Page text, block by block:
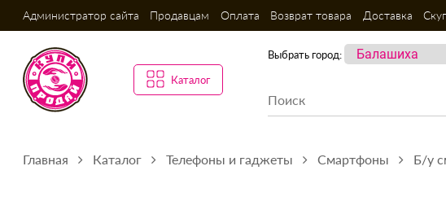
Администратор сайта Продавцам Оплата Возврат товара Доставка
Каталог
Выбрать город:
Главная Каталог Телефоны и гаджеты Смартфоны Б/у